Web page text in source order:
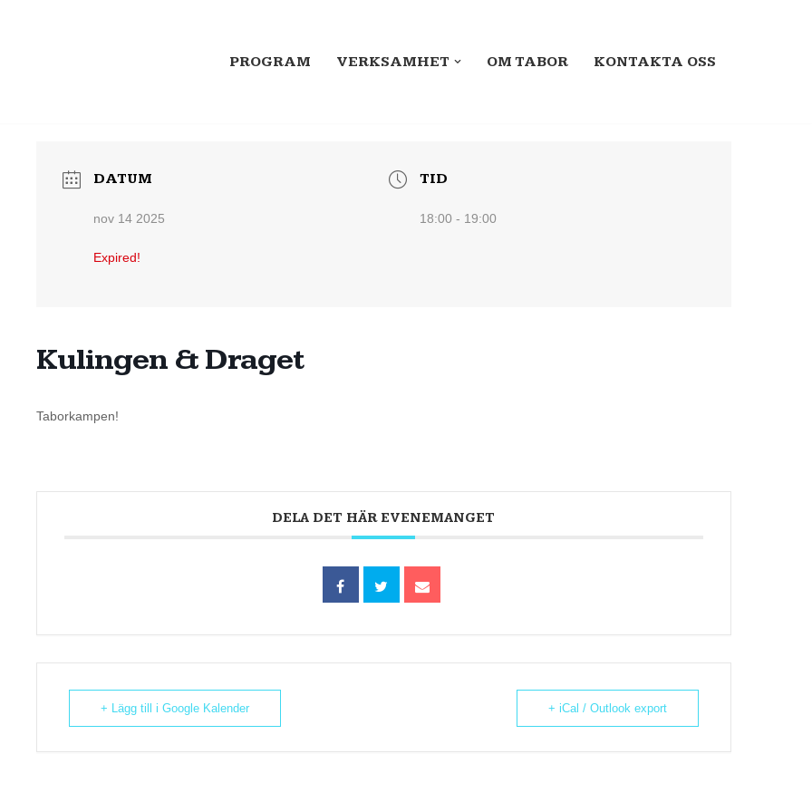
PROGRAM VERKSAMHET OM TABOR KONTAKTA OSS
DATUM
nov 14 2025
Expired!
TID
18:00 - 19:00
Kulingen & Draget
Taborkampen!
DELA DET HÄR EVENEMANGET
+ Lägg till i Google Kalender + iCal / Outlook export